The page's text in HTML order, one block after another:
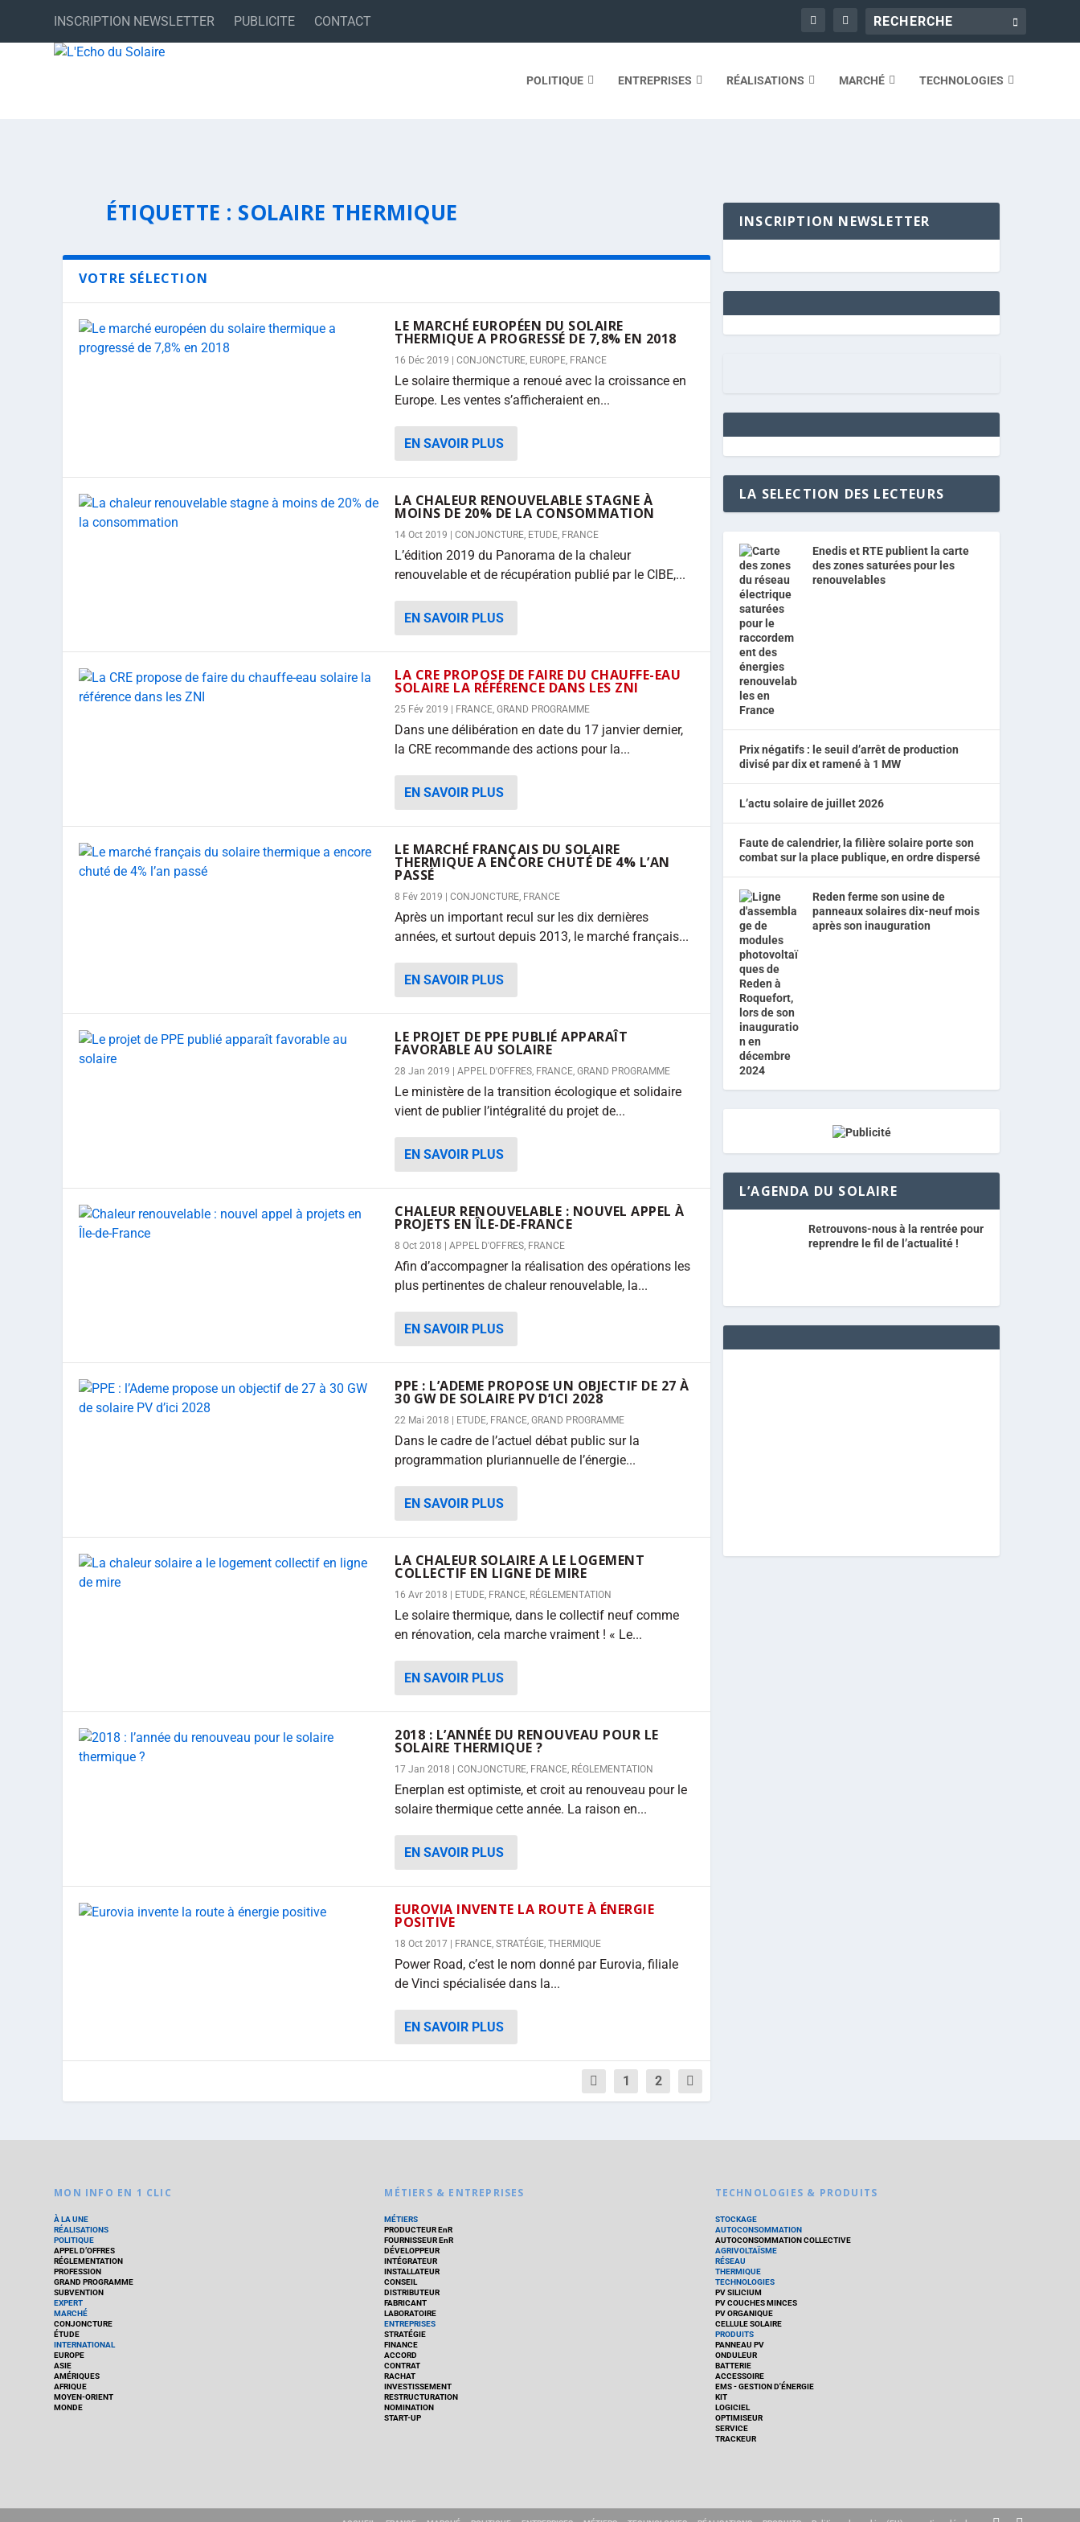
INSCRIPTION NEWSLETTER PUBLICITE CONTACT
POLITIQUE ENTREPRISES RÉALISATIONS MARCHÉ TECHNOLOGIES
ÉTIQUETTE : SOLAIRE THERMIQUE
VOTRE SÉLECTION
LE MARCHÉ EUROPÉEN DU SOLAIRE
THERMIQUE A PROGRESSÉ DE 7,8% EN 2018
16 Déc 2019 CONJONCTURE, EUROPE, FRANCE
Le solaire thermique a renoué avec la croissance en
Europe. Les ventes s’afficheraient en...
EN SAVOIR PLUS
LA CHALEUR RENOUVELABLE STAGNE À
MOINS DE 20% DE LA CONSOMMATION
14 Oct 2019 CONJONCTURE, ETUDE, FRANCE
L’édition 2019 du Panorama de la chaleur
renouvelable et de récupération publié par le CIBE,...
EN SAVOIR PLUS
LA CRE PROPOSE DE FAIRE DU CHAUFFE-EAU
SOLAIRE LA RÉFÉRENCE DANS LES ZNI
25 Fév 2019 FRANCE, GRAND PROGRAMME
Dans une délibération en date du 17 janvier dernier,
la CRE recommande des actions pour la...
EN SAVOIR PLUS
LE MARCHÉ FRANÇAIS DU SOLAIRE
THERMIQUE A ENCORE CHUTÉ DE 4% L’AN
PASSÉ
8 Fév 2019 CONJONCTURE, FRANCE
Après un important recul sur les dix dernières
années, et surtout depuis 2013, le marché français...
EN SAVOIR PLUS
LE PROJET DE PPE PUBLIÉ APPARAÎT
FAVORABLE AU SOLAIRE
28 Jan 2019 APPEL D'OFFRES, FRANCE, GRAND PROGRAMME
Le ministère de la transition écologique et solidaire
vient de publier l’intégralité du projet de...
EN SAVOIR PLUS
CHALEUR RENOUVELABLE : NOUVEL APPEL À
PROJETS EN ÎLE-DE-FRANCE
8 Oct 2018 APPEL D'OFFRES, FRANCE
Afin d’accompagner la réalisation des opérations les
plus pertinentes de chaleur renouvelable, la...
EN SAVOIR PLUS
PPE : L’ADEME PROPOSE UN OBJECTIF DE 27 À
30 GW DE SOLAIRE PV D’ICI 2028
22 Mai 2018 ETUDE, FRANCE, GRAND PROGRAMME
Dans le cadre de l’actuel débat public sur la
programmation pluriannuelle de l’énergie...
EN SAVOIR PLUS
LA CHALEUR SOLAIRE A LE LOGEMENT
COLLECTIF EN LIGNE DE MIRE
16 Avr 2018 ETUDE, FRANCE, RÉGLEMENTATION
Le solaire thermique, dans le collectif neuf comme
en rénovation, cela marche vraiment ! « Le...
EN SAVOIR PLUS
2018 : L’ANNÉE DU RENOUVEAU POUR LE
SOLAIRE THERMIQUE ?
17 Jan 2018 CONJONCTURE, FRANCE, RÉGLEMENTATION
Enerplan est optimiste, et croit au renouveau pour le
solaire thermique cette année. La raison en...
EN SAVOIR PLUS
EUROVIA INVENTE LA ROUTE À ÉNERGIE
POSITIVE
18 Oct 2017 FRANCE, STRATÉGIE, THERMIQUE
Power Road, c’est le nom donné par Eurovia, filiale
de Vinci spécialisée dans la...
EN SAVOIR PLUS
1 2
INSCRIPTION NEWSLETTER
LA SELECTION DES LECTEURS
Enedis et RTE publient la carte
des zones saturées pour les
renouvelables
Prix négatifs : le seuil d’arrêt de production
divisé par dix et ramené à 1 MW
L’actu solaire de juillet 2026
Faute de calendrier, la filière solaire porte son
combat sur la place publique, en ordre dispersé
Reden ferme son usine de
panneaux solaires dix-neuf mois
après son inauguration
L’AGENDA DU SOLAIRE
Retrouvons-nous à la rentrée pour
reprendre le fil de l’actualité !
MON INFO EN 1 CLIC
À LA UNE
RÉALISATIONS
POLITIQUE
APPEL D’OFFRES
RÉGLEMENTATION
PROFESSION
GRAND PROGRAMME
SUBVENTION
EXPERT
MARCHÉ
CONJONCTURE
ÉTUDE
INTERNATIONAL
EUROPE
ASIE
AMÉRIQUES
AFRIQUE
MOYEN-ORIENT
MONDE
MÉTIERS & ENTREPRISES
MÉTIERS
PRODUCTEUR EnR
FOURNISSEUR EnR
DÉVELOPPEUR
INTÉGRATEUR
INSTALLATEUR
CONSEIL
DISTRIBUTEUR
FABRICANT
LABORATOIRE
ENTREPRISES
STRATÉGIE
FINANCE
ACCORD
CONTRAT
RACHAT
INVESTISSEMENT
RESTRUCTURATION
NOMINATION
START-UP
TECHNOLOGIES & PRODUITS
STOCKAGE
AUTOCONSOMMATION
AUTOCONSOMMATION COLLECTIVE
AGRIVOLTAÏSME
RÉSEAU
THERMIQUE
TECHNOLOGIES
PV SILICIUM
PV COUCHES MINCES
PV ORGANIQUE
CELLULE SOLAIRE
PRODUITS
PANNEAU PV
ONDULEUR
BATTERIE
ACCESSOIRE
EMS - GESTION D'ÉNERGIE
KIT
LOGICIEL
OPTIMISEUR
SERVICE
TRACKEUR